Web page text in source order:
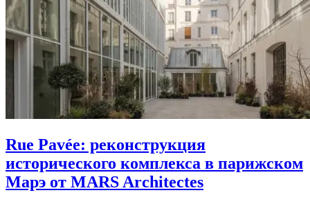
Rue Pavée: реконструкция
исторического комплекса в парижском
Марэ от MARS Architectes